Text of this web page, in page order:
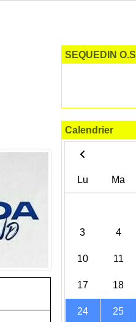
SEQUEDIN
Calendrier
Lu Ma
3 4
10 11
17 18
24 25